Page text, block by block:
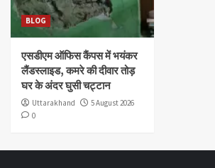
BLOG
एसडीएम ऑफिस कैंपस में भयंकर
लैंडस्लाइड, कमरे की दीवार तोड़
घर के अंदर घुसी चट्टान
Uttarakhand
5 August 2026
0